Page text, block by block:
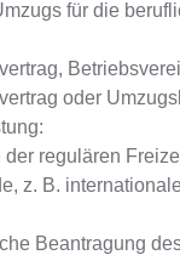
für die
oder
regulären
z. B.
Beantragung